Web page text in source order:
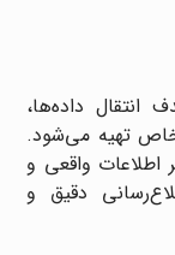
داده‌ها،
تهیه می‌شود.
اطلاعات واقعی و
دقیق و